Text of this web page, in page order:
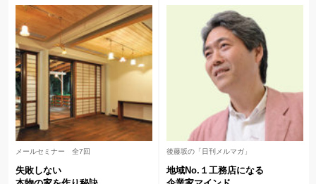
メールセミナー 全7回
失敗しない
後藤坂の「日刊メルマガ」
地域No.１工務店になる